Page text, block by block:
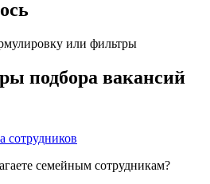
или фильтры
подбора вакансий
сотрудников
семейным сотрудникам?